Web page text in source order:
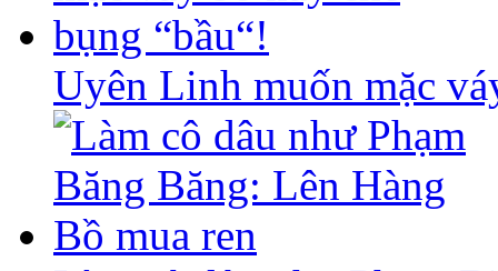
Uyên Linh muốn mặc